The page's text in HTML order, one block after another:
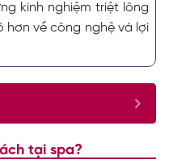
kinh nghiệm triệt lông
hơn về công nghệ và lợi
tại spa?